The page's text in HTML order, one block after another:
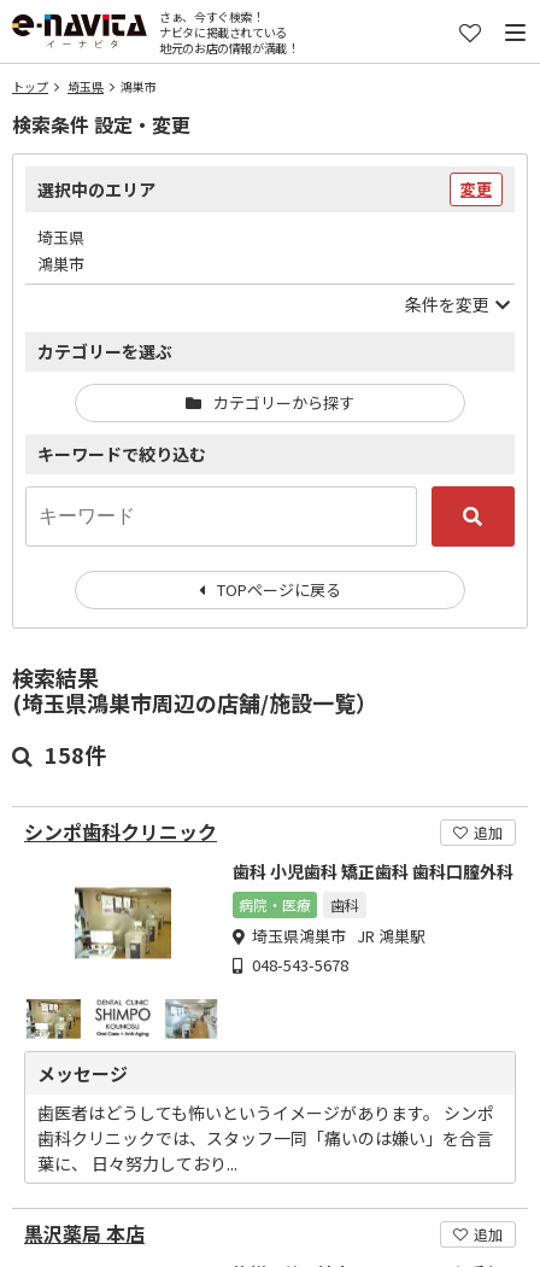
さぁ、今すぐ検索！
ナビタに掲載されている
地元のお店の情報が満載！
トップ 埼玉県 鴻巣市
検索結果
(埼玉県鴻巣市周辺の店舗/施設一覧）
158件
シンポ歯科クリニック 追加
歯科 小児歯科 矯正歯科 歯科口膣外科
病院・医療 歯科
埼玉県鴻巣市 JR 鴻巣駅
048-543-5678
メッセージ
歯医者はどうしても怖いというイメージがあります。 シンポ
歯科クリニックでは、スタッフ一同「痛いのは嫌い」を合言
葉に、 日々努力しており...
黒沢薬局 本店 追加
検索条件 設定・変更
選択中のエリア 変更
埼玉県
鴻巣市
条件を変更
カテゴリーを選ぶ
カテゴリーから探す
キーワードで絞り込む
TOPページに戻る